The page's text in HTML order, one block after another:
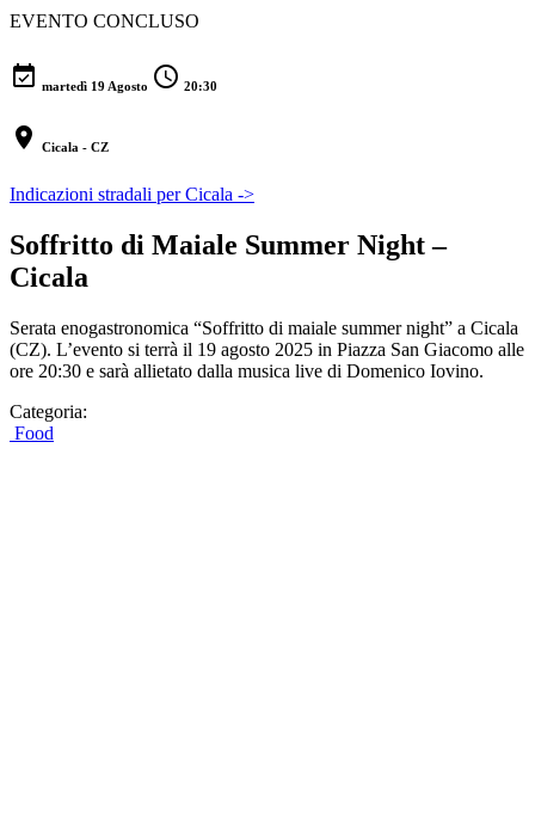
EVENTO CONCLUSO
event_available martedì 19 Agosto schedule 20:30
location_on Cicala - CZ
Indicazioni stradali per Cicala ->
Soffritto di Maiale Summer Night –
Cicala
Serata enogastronomica “Soffritto di maiale summer night” a Cicala
(CZ). L’evento si terrà il 19 agosto 2025 in Piazza San Giacomo alle
ore 20:30 e sarà allietato dalla musica live di Domenico Iovino.
Categoria:
Food